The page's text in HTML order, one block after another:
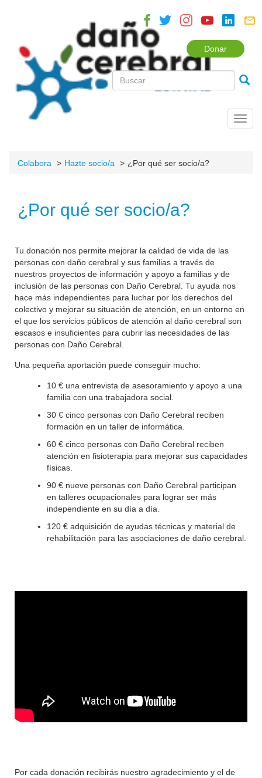
Donar
Colabora Hazte socio/a ¿Por qué ser socio/a?
¿Por qué ser socio/a?
Tu donación nos permite mejorar la calidad de vida de las
personas con daño cerebral y sus familias a través de
nuestros proyectos de información y apoyo a familias y de
inclusión de las personas con Daño Cerebral. Tu ayuda nos
hace más independientes para luchar por los derechos del
colectivo y mejorar su situación de atención, en un entorno en
el que los servicios públicos de atención al daño cerebral son
escasos e insuficientes para cubrir las necesidades de las
personas con Daño Cerebral.
Una pequeña aportación puede conseguir mucho:
10 € una entrevista de asesoramiento y apoyo a una
familia con una trabajadora social.
30 € cinco personas con Daño Cerebral reciben
formación en un taller de informática.
60 € cinco personas con Daño Cerebral reciben
atención en fisioterapia para mejorar sus capacidades
físicas.
90 € nueve personas con Daño Cerebral participan
en talleres ocupacionales para lograr ser más
independiente en su día a día.
120 € adquisición de ayudas técnicas y material de
rehabilitación para las asociaciones de daño cerebral.
Por cada donación recibirás nuestro agradecimiento y el de